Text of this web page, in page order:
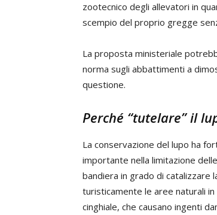
zootecnico degli allevatori in
scempio del proprio gregge
La proposta ministeriale
norma sugli abbattimenti a
questione.
Perché “tutelare” il
La conservazione del lupo ha
importante nella limitazione
bandiera in grado di catalizzare
turisticamente le aree naturali
cinghiale, che causano ingenti